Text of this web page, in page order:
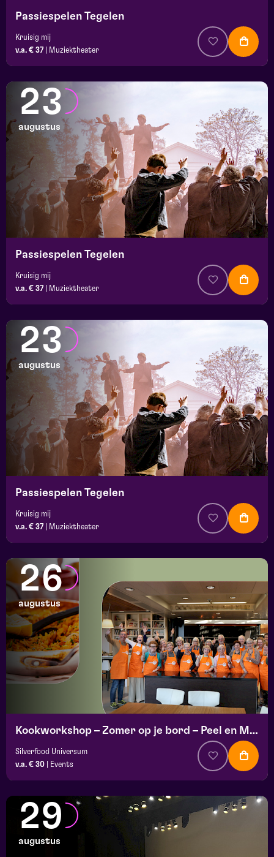
Passiespelen Tegelen
Kruisig mij
v.a. € 37
Muziektheater
23
augustus
Passiespelen Tegelen
Kruisig mij
v.a. € 37
Muziektheater
23
augustus
Passiespelen Tegelen
Kruisig mij
v.a. € 37
Muziektheater
26
augustus
Kookworkshop – Zomer op je bord – Peel en Maas
Silverfood Universum
v.a. € 30
Events
29
augustus